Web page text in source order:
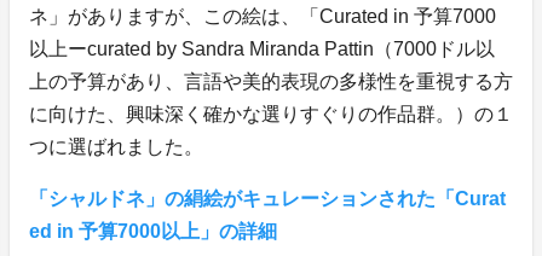
ネ」がありますが、この絵は、「Curated in 予算7000
以上ーcurated by Sandra Miranda Pattin（7000ドル以
上の予算があり、言語や美的表現の多様性を重視する方
に向けた、興味深く確かな選りすぐりの作品群。）の１
つに選ばれました。
「シャルドネ」の絹絵がキュレーションされた「Curat
ed in 予算7000以上」の詳細